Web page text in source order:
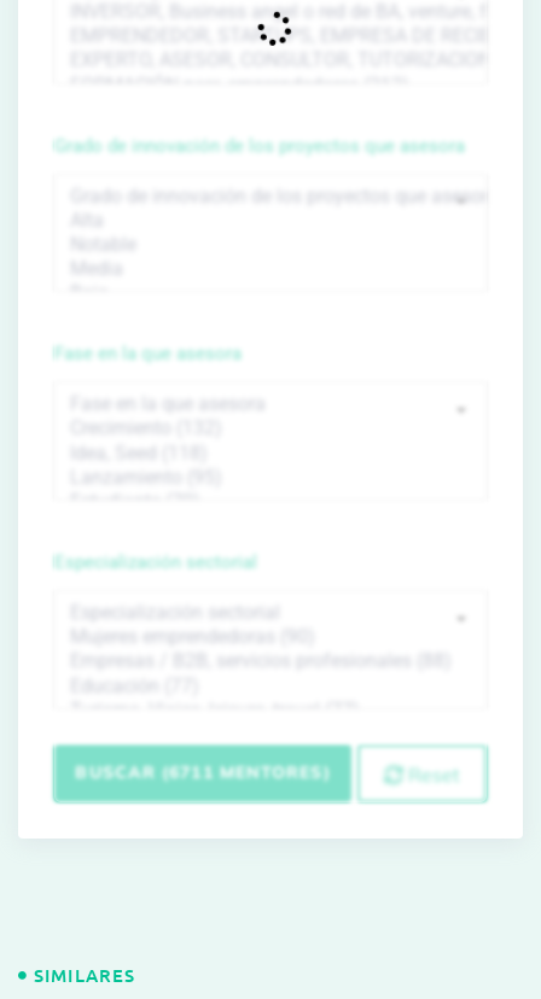
Grado de innovación de los proyectos que asesora
Fase en la que asesora
Especialización sectorial
BUSCAR (6711 MENTORES) Reset
SIMILARES